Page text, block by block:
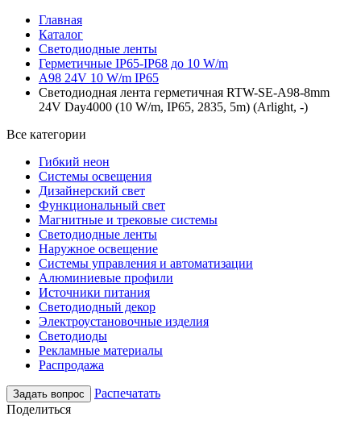
Главная
Каталог
Светодиодные ленты
Герметичные IP65-IP68 до 10 W/m
A98 24V 10 W/m IP65
Светодиодная лента герметичная RTW-SE-A98-8mm
24V Day4000 (10 W/m, IP65, 2835, 5m) (Arlight, -)
Все категории
Гибкий неон
Системы освещения
Дизайнерский свет
Функциональный свет
Магнитные и трековые системы
Светодиодные ленты
Наружное освещение
Системы управления и автоматизации
Алюминиевые профили
Источники питания
Светодиодный декор
Электроустановочные изделия
Светодиоды
Рекламные материалы
Распродажа
Задать вопрос
Распечатать
Поделиться